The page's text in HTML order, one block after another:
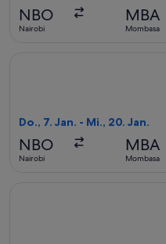
NBO
Nairobi
MBA
Mombasa
Do., 7. Jan. - Mi., 20. Jan.
NBO
Nairobi
MBA
Mombasa